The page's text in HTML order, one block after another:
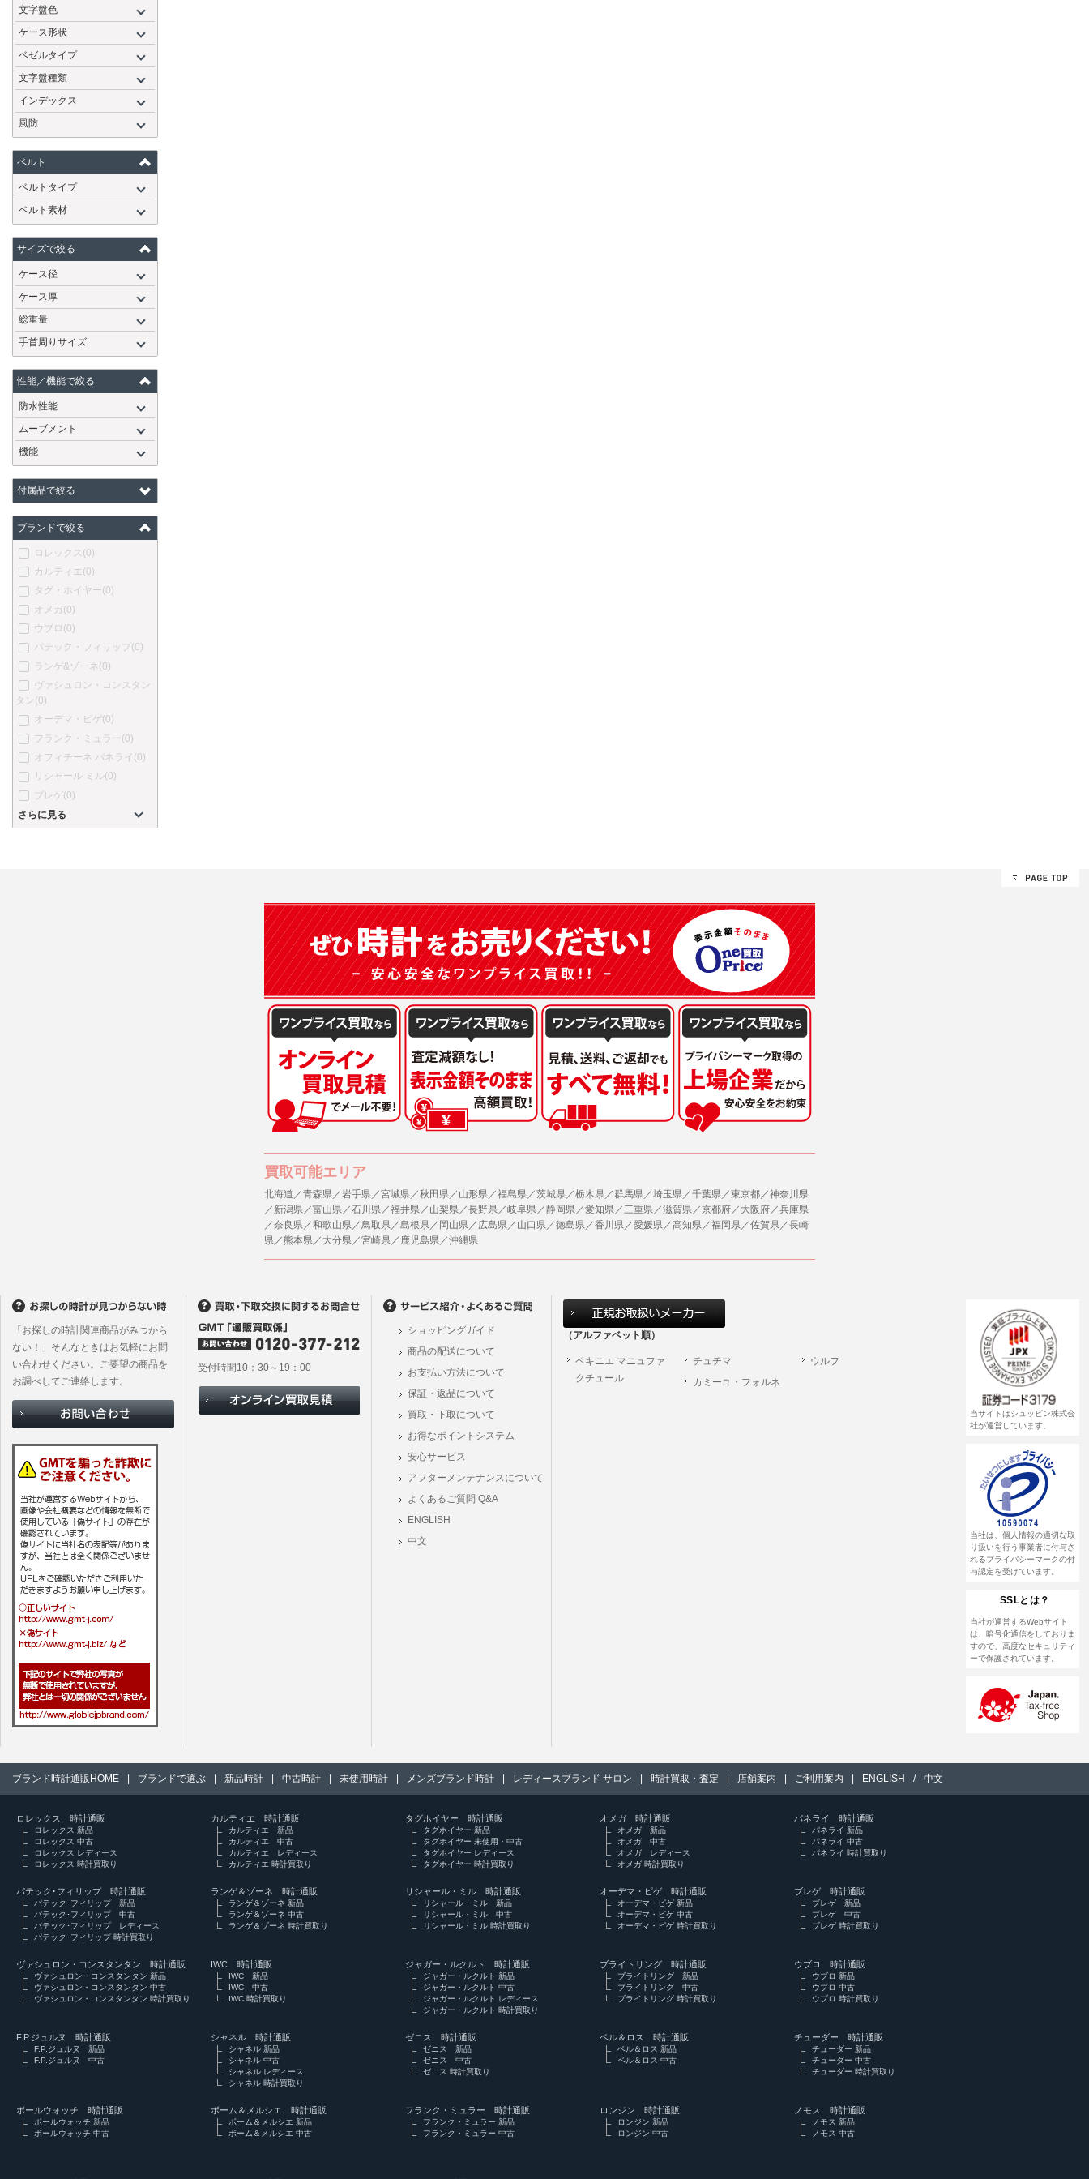
文字盤色
ケース形状
ベゼルタイプ
文字盤種類
インデックス
風防
ベルト
ベルトタイプ
ベルト素材
サイズで絞る
ケース径
ケース厚
総重量
手首周りサイズ
性能／機能で絞る
防水性能
ムーブメント
機能
付属品で絞る
ブランドで絞る
ロレックス (0)
カルティエ(0)
タグ・ホイヤー(0)
オメガ(0)
ウブロ (0)
パテック・フィリップ (0)
ランゲ&ゾーネ (0)
ヴァシュロン・コンスタン
タン (0)
オーデマ・ピゲ(0)
フランク・ミュラー(0)
オフィチーネ パネライ (0)
リシャール ミル(0)
ブレゲ(0)
さらに見る
買取可能エリア
北海道／青森県／岩手県／宮城県／秋田県／山形県／福島県／茨城県／栃木県／群馬県／埼玉県／千葉県／東京都／神奈川県
／新潟県／富山県／石川県／福井県／山梨県／長野県／岐阜県／静岡県／愛知県／三重県／滋賀県／京都府／大阪府／兵庫県
／奈良県／和歌山県／鳥取県／島根県／岡山県／広島県／山口県／徳島県／香川県／愛媛県／高知県／福岡県／佐賀県／長崎
県／熊本県／大分県／宮崎県／鹿児島県／沖縄県
（アルファベット順）
ペキニエ マニュファ
クチュール
チュチマ
ウルフ
カミーユ・フォルネ
「お探しの時計関連商品がみつから
ない！」そんなときはお気軽にお問
い合わせください。ご要望の商品を
お調べしてご連絡します。
受付時間10：30～19：00
ショッピングガイド
商品の配送について
お支払い方法について
保証・返品について
買取・下取について
お得なポイントシステム
安心サービス
アフターメンテナンスについて
よくあるご質問 Q&A
ENGLISH
中文
当サイトはシュッピン株式会
社が運営しています。
当社は、個人情報の適切な取
り扱いを行う事業者に付与さ
れるプライバシーマークの付
与認定を受けています。
SSLとは？
当社が運営するWebサイト
は、暗号化通信をしておりま
すので、高度なセキュリティ
ーで保護されています。
ブランド時計通販HOME ブランドで選ぶ 新品時計 中古時計 未使用時計 メンズブランド時計 レディースブランド サロン 時計買取・査定 店舗案内 ご利用案内 ENGLISH / 中文
ロレックス 時計通販
ロレックス 新品
ロレックス 中古
ロレックス レディース
ロレックス 時計買取り
カルティエ 時計通販
カルティエ 新品
カルティエ 中古
カルティエ レディース
カルティエ 時計買取り
タグホイヤー 時計通販
タグホイヤー 新品
タグホイヤー 未使用・中古
タグホイヤー レディース
タグホイヤー 時計買取り
オメガ 時計通販
オメガ 新品
オメガ 中古
オメガ レディース
オメガ 時計買取り
パネライ 時計通販
パネライ 新品
パネライ 中古
パネライ 時計買取り
パテック･フィリップ 時計通販
パテック･フィリップ 新品
パテック･フィリップ 中古
パテック･フィリップ レディース
パテック･フィリップ 時計買取り
ランゲ＆ゾーネ 時計通販
ランゲ＆ゾーネ 新品
ランゲ＆ゾーネ 中古
ランゲ＆ゾーネ 時計買取り
リシャール・ミル 時計通販
リシャール・ミル 新品
リシャール・ミル 中古
リシャール・ミル 時計買取り
オーデマ・ピゲ 時計通販
オーデマ・ピゲ 新品
オーデマ・ピゲ 中古
オーデマ・ピゲ 時計買取り
ブレゲ 時計通販
ブレゲ 新品
ブレゲ 中古
ブレゲ 時計買取り
ヴァシュロン・コンスタンタン 時計通販
ヴァシュロン・コンスタンタン 新品
ヴァシュロン・コンスタンタン 中古
ヴァシュロン・コンスタンタン 時計買取り
IWC 時計通販
IWC 新品
IWC 中古
IWC 時計買取り
ジャガー・ルクルト 時計通販
ジャガー・ルクルト 新品
ジャガー・ルクルト 中古
ジャガー・ルクルト レディース
ジャガー・ルクルト 時計買取り
ブライトリング 時計通販
ブライトリング 新品
ブライトリング 中古
ブライトリング 時計買取り
ウブロ 時計通販
ウブロ 新品
ウブロ 中古
ウブロ 時計買取り
F.P.ジュルヌ 時計通販
F.P.ジュルヌ 新品
F.P.ジュルヌ 中古
シャネル 時計通販
シャネル 新品
シャネル 中古
シャネル レディース
シャネル 時計買取り
ゼニス 時計通販
ゼニス 新品
ゼニス 中古
ゼニス 時計買取り
ベル＆ロス 時計通販
ベル＆ロス 新品
ベル＆ロス 中古
チューダー 時計通販
チューダー 新品
チューダー 中古
チューダー 時計買取り
ボールウォッチ 時計通販
ボールウォッチ 新品
ボールウォッチ 中古
ボーム＆メルシエ 時計通販
ボーム＆メルシエ 新品
ボーム＆メルシエ 中古
フランク・ミュラー 時計通販
フランク・ミュラー 新品
フランク・ミュラー 中古
ロンジン 時計通販
ロンジン 新品
ロンジン 中古
ノモス 時計通販
ノモス 新品
ノモス 中古